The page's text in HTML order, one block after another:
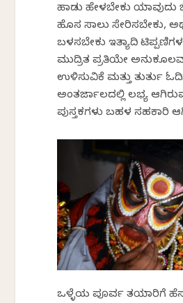
ಹಾಡು ಹೇಳಬೇಕು ಯಾವುದು
ಹೊಸ ಸಾಲು ಸೇರಿಸಬೇಕು,
ಬಳಸಬೇಕು ಇತ್ಯಾದಿ
ಮುದ್ರಿತ ಪ್ರತಿಯೇ
ಉಳಿಸುವಿಕೆ ಮತ್ತು ತುರ್ತು
ಅಂತರ್ಜಾಲದಲ್ಲಿ ಲಭ್ಯ
ಪುಸ್ತಕಗಳು ಬಹಳ ಸಹಕಾರಿ
ಒಳ್ಳೆಯ ಪೂರ್ವ ತಯಾರಿಗೆ